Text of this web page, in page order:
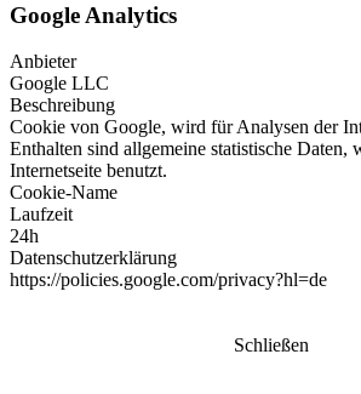
Google Analytics
Anbieter
Google LLC
Beschreibung
Cookie von Google, wird für Analysen der
Enthalten sind allgemeine statistische Daten,
Internetseite benutzt.
Cookie-Name
Laufzeit
24h
Datenschutzerklärung
https://policies.google.com/privacy?hl=de
Schließen